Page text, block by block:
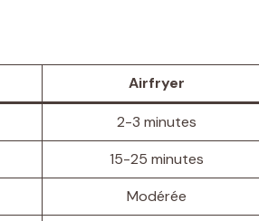
Airfryer
2-3 minutes
15-25 minutes
Modérée